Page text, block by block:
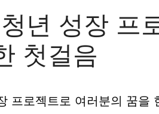
년 성장 프
첫걸음
프로젝트로 여러분의 꿈을